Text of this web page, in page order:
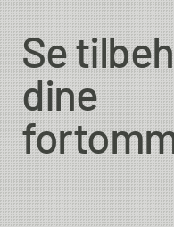
Se
dine